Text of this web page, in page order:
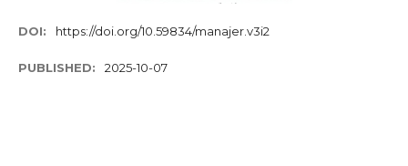
DOI: https://doi.org/10.59834/manajer.v3i2
PUBLISHED: 2025-10-07